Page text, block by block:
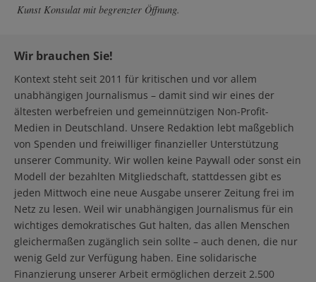
Kunst Konsulat mit begrenzter Öffnung.
Wir brauchen Sie!
Kontext steht seit 2011 für kritischen und vor allem
unabhängigen Journalismus – damit sind wir eines der
ältesten werbefreien und gemeinnützigen Non-Profit-
Medien in Deutschland. Unsere Redaktion lebt maßgeblich
von Spenden und freiwilliger finanzieller Unterstützung
unserer Community. Wir wollen keine Paywall oder sonst ein
Modell der bezahlten Mitgliedschaft, stattdessen gibt es
jeden Mittwoch eine neue Ausgabe unserer Zeitung frei im
Netz zu lesen. Weil wir unabhängigen Journalismus für ein
wichtiges demokratisches Gut halten, das allen Menschen
gleichermaßen zugänglich sein sollte – auch denen, die nur
wenig Geld zur Verfügung haben. Eine solidarische
Finanzierung unserer Arbeit ermöglichen derzeit 2.500